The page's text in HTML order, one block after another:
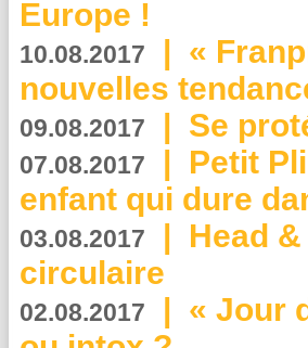
Europe !
10.08.2017 | «
nouvelles
09.08.2017 | Se
07.08.2017 | Petit
enfant qui dure
03.08.2017 | Head
circulaire
02.08.2017 | « Jour